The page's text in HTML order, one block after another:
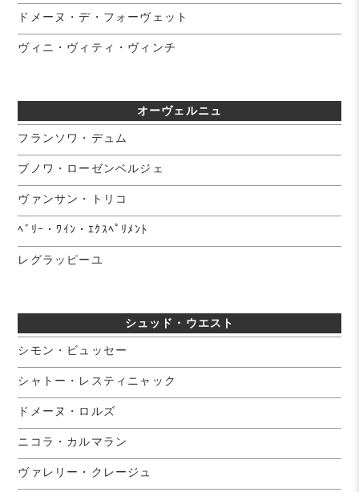
ドメーヌ・デ・フォーヴェット
ヴィニ・ヴィティ・ヴィンチ
オーヴェルニュ
フランソワ・デュム
ブノワ・ローゼンベルジェ
ヴァンサン・トリコ
ﾍﾞﾘｰ・ﾜｲﾝ・ｴｸｽﾍﾟﾘﾒﾝﾄ
レグラッピーユ
シュッド・ウエスト
シモン・ビュッセー
シャトー・レスティニャック
ドメーヌ・ロルズ
ニコラ・カルマラン
ヴァレリー・クレージュ